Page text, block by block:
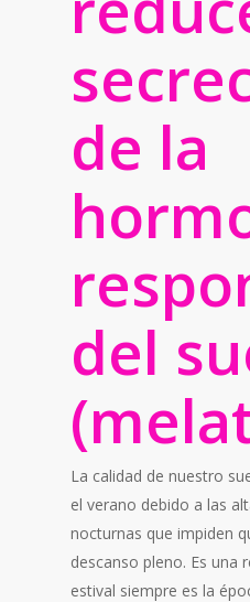
de la
del
La calidad de nuestro
el verano debido a las
nocturnas que impiden
descanso pleno. Es una
estival siempre es la